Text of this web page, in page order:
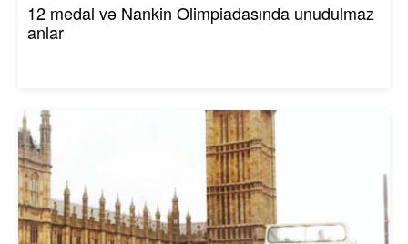
12 medal və Nankin Olimpiadasında unudulmaz
anlar